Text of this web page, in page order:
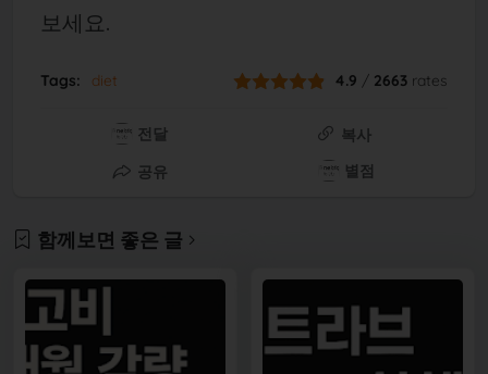
보세요.
Tags: diet 4.9 / 2663 rates
전달
복사
공유
별점
함께보면 좋은 글